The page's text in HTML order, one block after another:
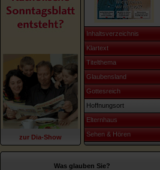
zur Dia-Show
Inhaltsverzeichnis
Klartext
Titelthema
Glaubensland
Gottesreich
Hoffnungsort
Elternhaus
Sehen & Hören
Was glauben Sie?